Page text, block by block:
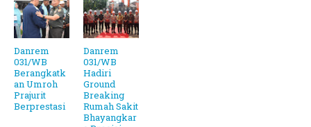
Danrem
031/WB
Berangkatk
an Umroh
Prajurit
Berprestasi
Danrem
031/WB
Hadiri
Ground
Breaking
Rumah Sakit
Bhayangkar